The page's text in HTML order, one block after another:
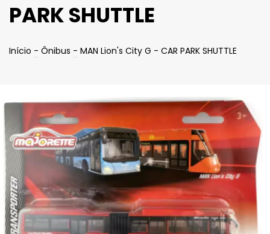
PARK SHUTTLE
Início - Ônibus - MAN Lion's City G - CAR PARK SHUTTLE